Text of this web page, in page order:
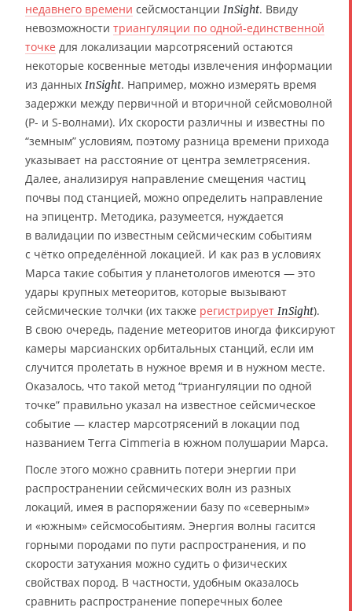
недавнего времени сейсмостанции InSight. Ввиду
невозможности триангуляции по одной-единственной
точке для локализации марсотрясений остаются
некоторые косвенные методы извлечения информации
из данных InSight. Например, можно измерять время
задержки между первичной и вторичной сейсмоволной
(P- и S-волнами). Их скорости различны и известны по
“земным” условиям, поэтому разница времени прихода
указывает на расстояние от центра землетрясения.
Далее, анализируя направление смещения частиц
почвы под станцией, можно определить направление
на эпицентр. Методика, разумеется, нуждается
в валидации по известным сейсмическим событиям
с чётко определённой локацией. И как раз в условиях
Марса такие события у планетологов имеются — это
удары крупных метеоритов, которые вызывают
сейсмические толчки (их также регистрирует InSight).
В свою очередь, падение метеоритов иногда фиксируют
камеры марсианских орбитальных станций, если им
случится пролетать в нужное время и в нужном месте.
Оказалось, что такой метод “триангуляции по одной
точке” правильно указал на известное сейсмическое
событие — кластер марсотрясений в локации под
названием Terra Cimmeria в южном полушарии Марса.
После этого можно сравнить потери энергии при
распространении сейсмических волн из разных
локаций, имея в распоряжении базу по «северным»
и «южным» сейсмособытиям. Энергия волны гасится
горными породами по пути распространения, и по
скорости затухания можно судить о физических
свойствах пород. В частности, удобным оказалось
сравнить распространение поперечных более